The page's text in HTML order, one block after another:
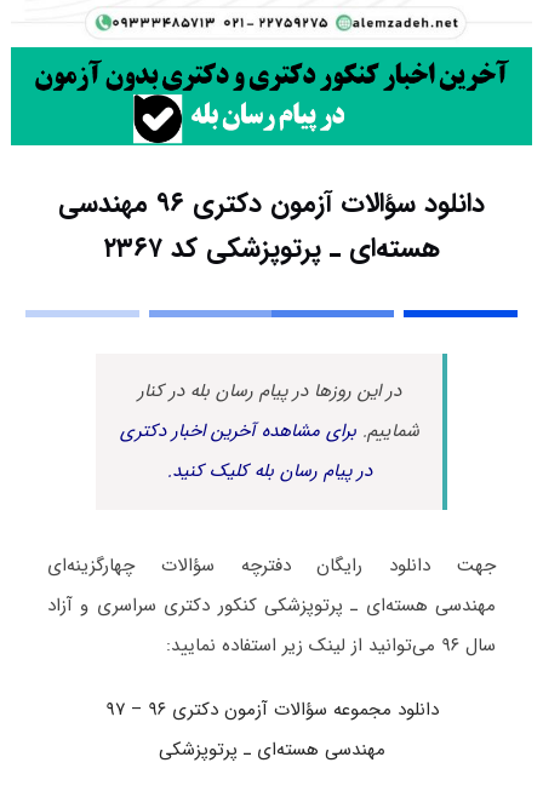
دانلود سؤالات آزمون دکتری ۹۶ مهندسی
هسته‌ای ـ پرتوپزشکی کد ۲۳۶۷
در این روزها در پیام رسان بله در کنار
شماییم.برای مشاهده آخرین اخبار دکتری
در پیام رسان بله کلیک کنید.
جهت دانلود رایگان دفترچه سؤالات چهارگزینه‌ای
مهندسی هسته‌ای ـ پرتوپزشکی کنکور دکتری سراسری و آزاد
سال ۹۶ می‌توانید از لینک زیر استفاده نمایید:
دانلود مجموعه سؤالات آزمون دکتری ۹۶ – ۹۷
مهندسی هسته‌ای ـ پرتوپزشکی